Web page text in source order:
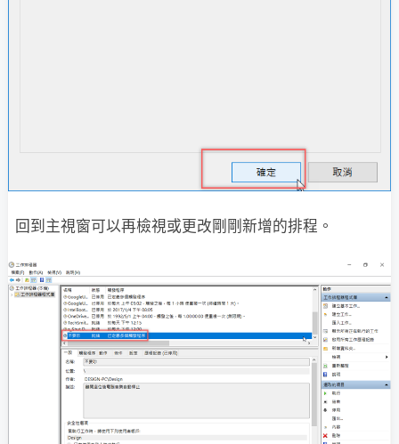
回到主視窗可以再檢視或更改剛剛新增的排程。